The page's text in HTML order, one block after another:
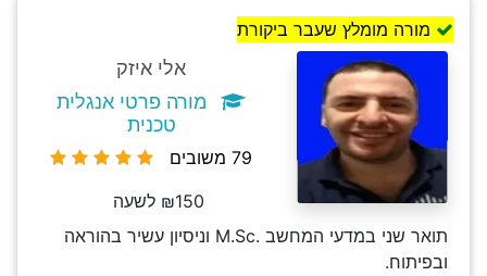
מורה מומלץ שעבר ביקורת
אלי איזק
מורה פרטי אנגלית
טכנית
79 משובים
₪150 לשעה
תואר שני במדעי המחשב .M.Sc וניסיון עשיר בהוראה
ובפיתוח.